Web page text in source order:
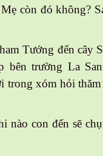
còn đó không?
Tướng đến cây
bên trường La
trong xóm hỏi
nào con đến sẽ